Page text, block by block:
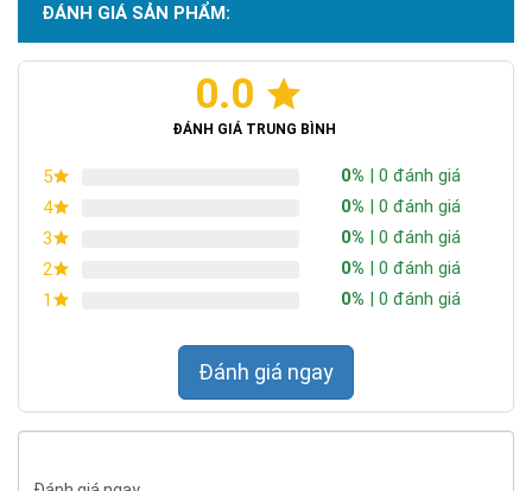
Nhiệt độ hoạt động −20°C đến 70°C
Các thông số nổi bật của sản phẩm
Chất liệu PC + ABS:
PC (Polycarbonate) mang lại độ bền cơ
Butadiene Styrene) bổ sung tính dẻo dai, chống nứt gãy. Kết
quả là vỏ đèn có thể chịu đựng va chạm ngoài công trường mà
không biến dạng hay nứt vỡ.
Tấm pin Silicon đơn tinh thể 5V:Công nghệ đơn tinh thể
(monocrystalline) có hiệu suất hấp thụ ánh sáng cao hơn đa
Chứng nhận ISO 9001:2015
ĐÁNH GIÁ SẢN PHẨM:
0.0
ĐÁNH GIÁ TRUNG BÌNH
5 0% | 0 đánh giá
4
0% | 0 đánh giá
3
0% | 0 đánh giá
2
0% | 0 đánh giá
1
0% | 0 đánh giá
Đánh giá ngay